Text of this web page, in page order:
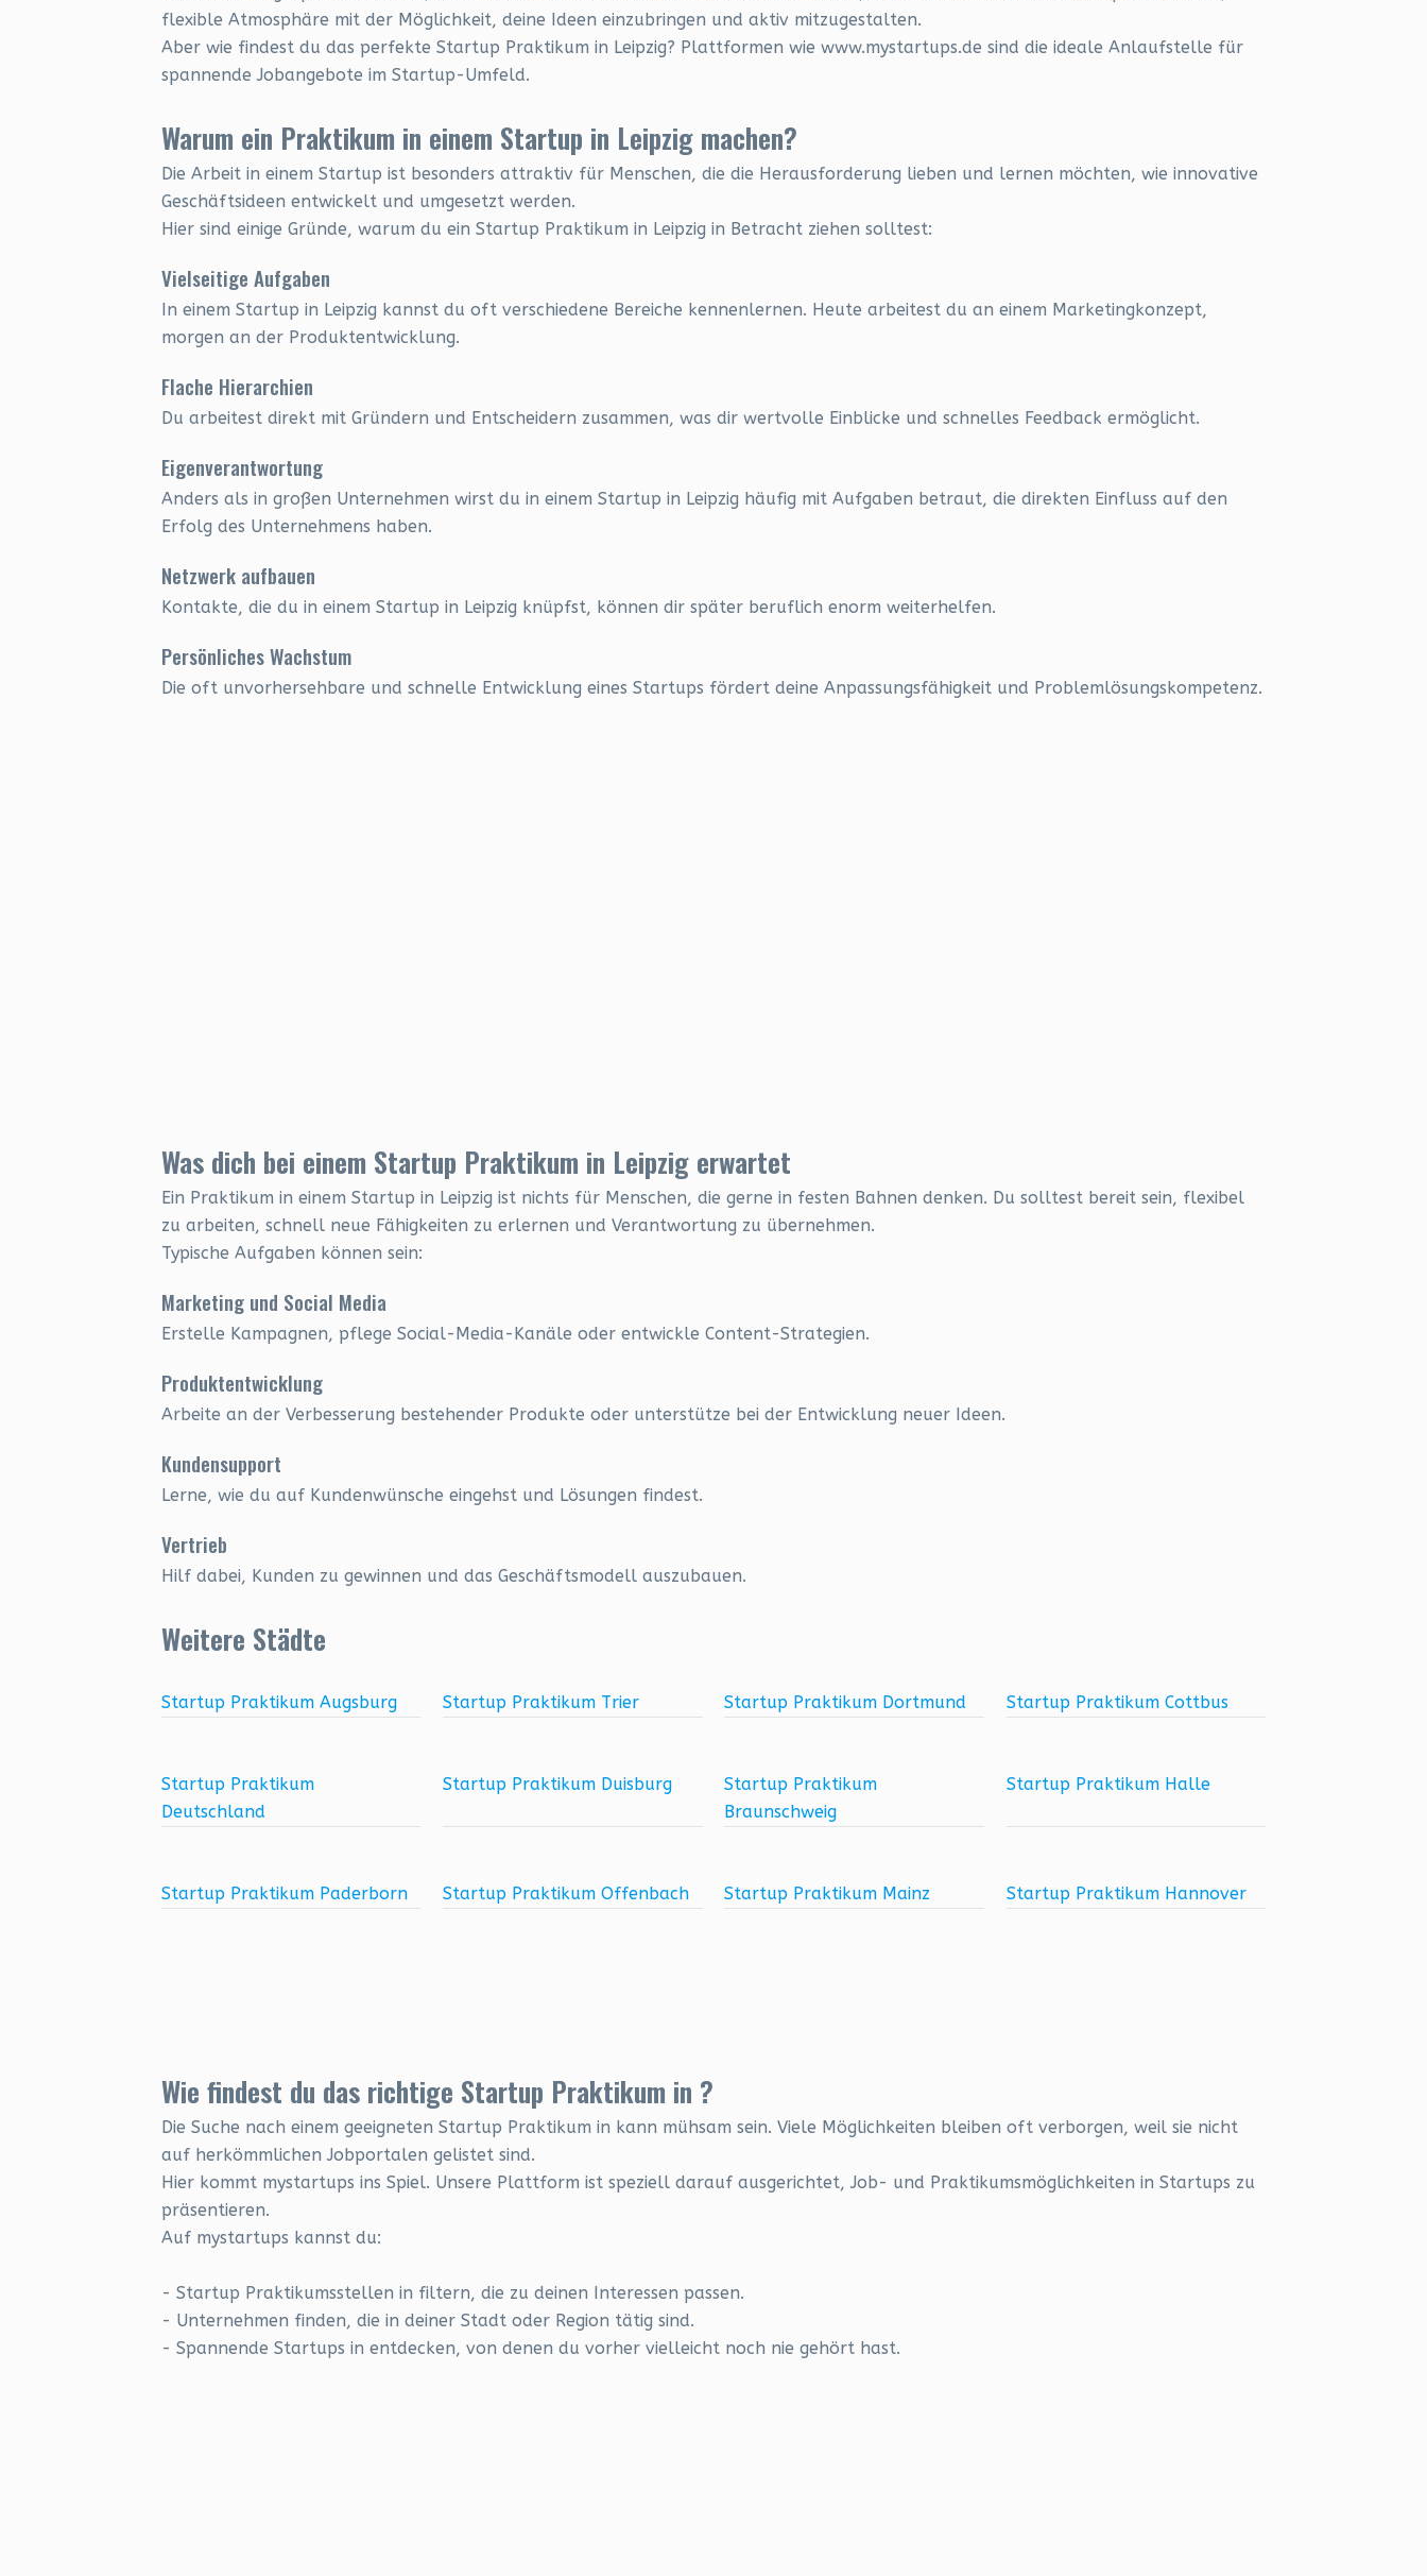
flexible Atmosphäre mit der Möglichkeit, deine Ideen einzubringen und aktiv mitzugestalten.
Aber wie findest du das perfekte Startup Praktikum in Leipzig? Plattformen wie www.mystartups.de sind die ideale Anlaufstelle für
spannende Jobangebote im Startup-Umfeld.
Warum ein Praktikum in einem Startup in Leipzig machen?
Die Arbeit in einem Startup ist besonders attraktiv für Menschen, die die Herausforderung lieben und lernen möchten, wie innovative
Geschäftsideen entwickelt und umgesetzt werden.
Hier sind einige Gründe, warum du ein Startup Praktikum in Leipzig in Betracht ziehen solltest:
Vielseitige Aufgaben
In einem Startup in Leipzig kannst du oft verschiedene Bereiche kennenlernen. Heute arbeitest du an einem Marketingkonzept,
morgen an der Produktentwicklung.
Flache Hierarchien
Du arbeitest direkt mit Gründern und Entscheidern zusammen, was dir wertvolle Einblicke und schnelles Feedback ermöglicht.
Eigenverantwortung
Anders als in großen Unternehmen wirst du in einem Startup in Leipzig häufig mit Aufgaben betraut, die direkten Einfluss auf den
Erfolg des Unternehmens haben.
Netzwerk aufbauen
Kontakte, die du in einem Startup in Leipzig knüpfst, können dir später beruflich enorm weiterhelfen.
Persönliches Wachstum
Die oft unvorhersehbare und schnelle Entwicklung eines Startups fördert deine Anpassungsfähigkeit und Problemlösungskompetenz.
Was dich bei einem Startup Praktikum in Leipzig erwartet
Ein Praktikum in einem Startup in Leipzig ist nichts für Menschen, die gerne in festen Bahnen denken. Du solltest bereit sein, flexibel
zu arbeiten, schnell neue Fähigkeiten zu erlernen und Verantwortung zu übernehmen.
Typische Aufgaben können sein:
Marketing und Social Media
Erstelle Kampagnen, pflege Social-Media-Kanäle oder entwickle Content-Strategien.
Produktentwicklung
Arbeite an der Verbesserung bestehender Produkte oder unterstütze bei der Entwicklung neuer Ideen.
Kundensupport
Lerne, wie du auf Kundenwünsche eingehst und Lösungen findest.
Vertrieb
Hilf dabei, Kunden zu gewinnen und das Geschäftsmodell auszubauen.
Weitere Städte
Startup Praktikum Augsburg Startup Praktikum Trier Startup Praktikum Dortmund Startup Praktikum Cottbus
Startup Praktikum
Deutschland
Startup Praktikum Duisburg
Startup Praktikum
Braunschweig
Startup Praktikum Halle
Startup Praktikum Paderborn Startup Praktikum Offenbach Startup Praktikum Mainz Startup Praktikum Hannover
Wie findest du das richtige Startup Praktikum in ?
Die Suche nach einem geeigneten Startup Praktikum in kann mühsam sein. Viele Möglichkeiten bleiben oft verborgen, weil sie nicht
auf herkömmlichen Jobportalen gelistet sind.
Hier kommt mystartups ins Spiel. Unsere Plattform ist speziell darauf ausgerichtet, Job- und Praktikumsmöglichkeiten in Startups zu
präsentieren.
Auf mystartups kannst du:
- Startup Praktikumsstellen in filtern, die zu deinen Interessen passen.
- Unternehmen finden, die in deiner Stadt oder Region tätig sind.
- Spannende Startups in entdecken, von denen du vorher vielleicht noch nie gehört hast.